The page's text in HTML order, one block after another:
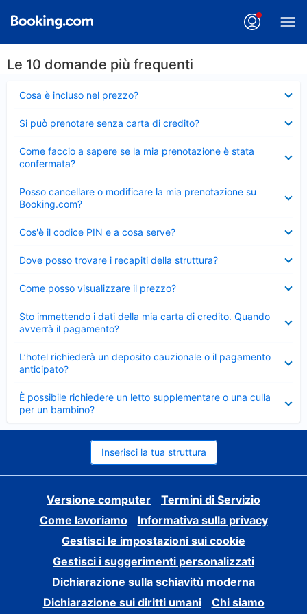
Le 10 domande più frequenti
Cosa è incluso nel prezzo?
chiuso
Si può prenotare senza carta di credito?
chiuso
Come faccio a sapere se la mia prenotazione è stata
confermata?
chiuso
Posso cancellare o modificare la mia prenotazione su
Booking.com?
chiuso
Cos'è il codice PIN e a cosa serve?
chiuso
Dove posso trovare i recapiti della struttura?
chiuso
Come posso visualizzare il prezzo?
chiuso
Sto immettendo i dati della mia carta di credito. Quando
avverrà il pagamento?
chiuso
L’hotel richiederà un deposito cauzionale o il pagamento
anticipato?
chiuso
È possibile richiedere un letto supplementare o una culla
per un bambino?
Elemento
chiuso
Inserisci la tua struttura
Versione computer
Termini di Servizio
Come lavoriamo
Informativa sulla privacy
Gestisci le impostazioni sui cookie
Gestisci i suggerimenti personalizzati
Dichiarazione sulla schiavitù moderna
Dichiarazione sui diritti umani
Chi siamo